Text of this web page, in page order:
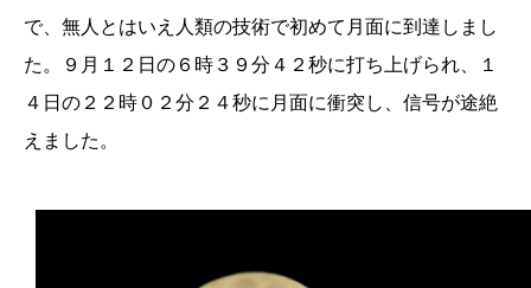
で、無人とはいえ人類の技術で初めて月面に到達しまし
た。９月１２日の６時３９分４２秒に打ち上げられ、１
４日の２２時０２分２４秒に月面に衝突し、信号が途絶
えました。